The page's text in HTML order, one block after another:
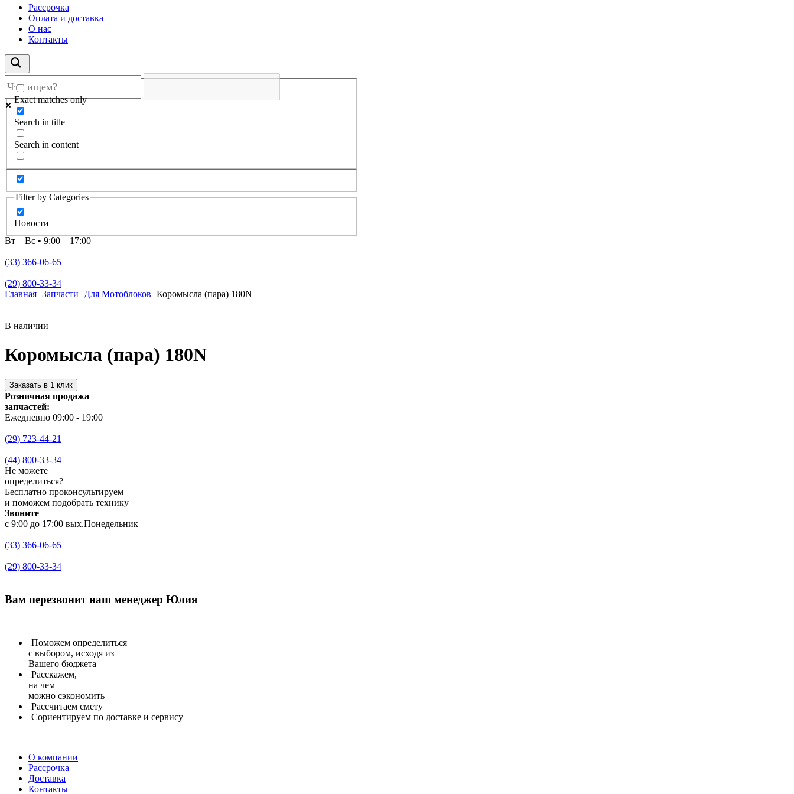
Рассрочка
Оплата и доставка
О нас
Контакты
Exact matches only
Search in title
Search in content
Filter by Categories
Новости
Вт – Вс • 9:00 – 17:00
(33) 366-06-65
(29) 800-33-34
Главная Запчасти Для Мотоблоков Коромысла (пара) 180N
В наличии
Коромысла (пара) 180N
Заказать в 1 клик
Розничная продажа
запчастей:
Ежедневно 09:00 - 19:00
(29) 723-44-21
(44) 800-33-34
Не можете
определиться?
Бесплатно проконсультируем
и поможем подобрать технику
Звоните
с 9:00 до 17:00 вых.Понедельник
(33) 366-06-65
(29) 800-33-34
Вам перезвонитнаш менеджер Юлия
Поможем определиться
с выбором, исходя из
Вашего бюджета
Расскажем,
на чем
можно сэкономить
Рассчитаем смету
Сориентируем по доставке и сервису
О компании
Рассрочка
Доставка
Контакты